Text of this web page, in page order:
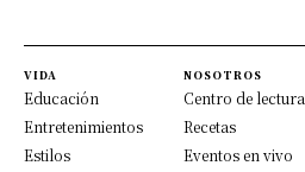
VIDA
Educación
Entretenimientos
Estilos
NOSOTROS
Centro de lectura
Recetas
Eventos en vivo